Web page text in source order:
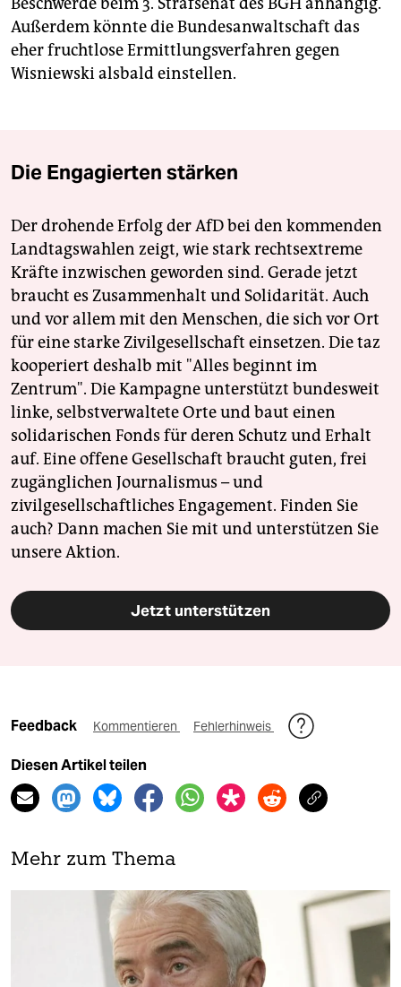
Außerdem könnte die Bundesanwaltschaft das
eher fruchtlose Ermittlungsverfahren gegen
Wisniewski alsbald einstellen.
Die Engagierten stärken
Der drohende Erfolg der AfD bei den kommenden
Landtagswahlen zeigt, wie stark rechtsextreme
Kräfte inzwischen geworden sind. Gerade jetzt
braucht es Zusammenhalt und Solidarität. Auch
und vor allem mit den Menschen, die sich vor Ort
für eine starke Zivilgesellschaft einsetzen. Die taz
kooperiert deshalb mit "Alles beginnt im
Zentrum". Die Kampagne unterstützt bundesweit
linke, selbstverwaltete Orte und baut einen
solidarischen Fonds für deren Schutz und Erhalt
auf. Eine offene Gesellschaft braucht guten, frei
zugänglichen Journalismus – und
zivilgesellschaftliches Engagement. Finden Sie
auch? Dann machen Sie mit und unterstützen Sie
unsere Aktion.
Jetzt unterstützen
Feedback Kommentieren Fehlerhinweis
Diesen Artikel teilen
Mehr zum Thema